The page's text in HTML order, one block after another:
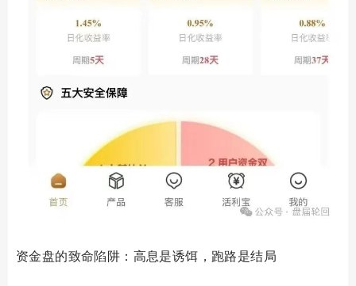
资金盘的致命陷阱：高息是诱饵，跑路是结局